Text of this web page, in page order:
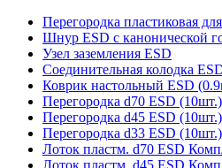
Перегородка пластиковая
Шнур ESD с канонической
Узел заземления ESD
Соединительная колодка
Коврик настольный ESD
Перегородка d70 ESD (10шт.)
Перегородка d45 ESD (10шт.)
Перегородка d33 ESD (10шт.)
Лоток пластм. d70 ESD
Лоток пластм. d45 ESD